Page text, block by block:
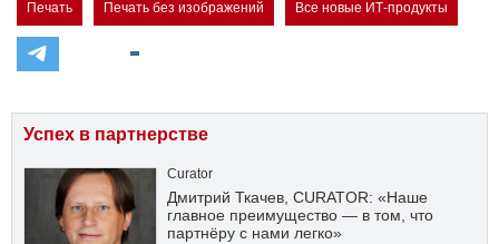
Печать Печать без изображений Все новые ИТ-продукты
Успех в партнерстве
Curator
Дмитрий Ткачев, CURATOR: «Наше
главное преимущество — в том, что
партнёру с нами легко»